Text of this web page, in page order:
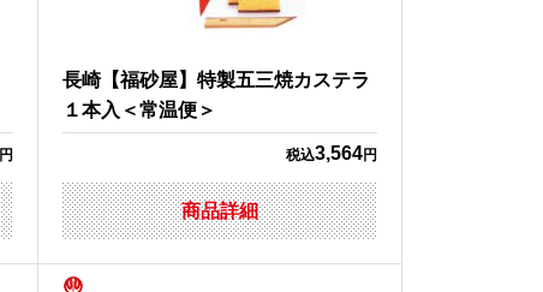
円
長崎【福砂屋】特製五三焼カステラ
１本入＜常温便＞
税込3,564円
商品詳細